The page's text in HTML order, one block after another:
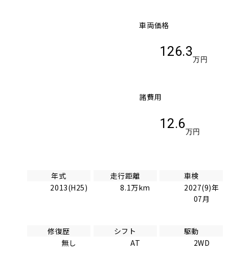
車両価格
126.3
万円
諸費用
12.6
万円
年式
2013(H25)
走行距離
8.1万km
車検
2027(9)年
07月
修復歴
無し
シフト
AT
駆動
2WD